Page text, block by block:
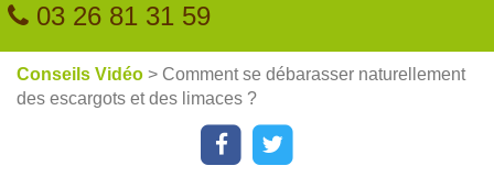
03 26 81 31 59
Conseils Vidéo > Comment se débarasser naturellement
des escargots et des limaces ?